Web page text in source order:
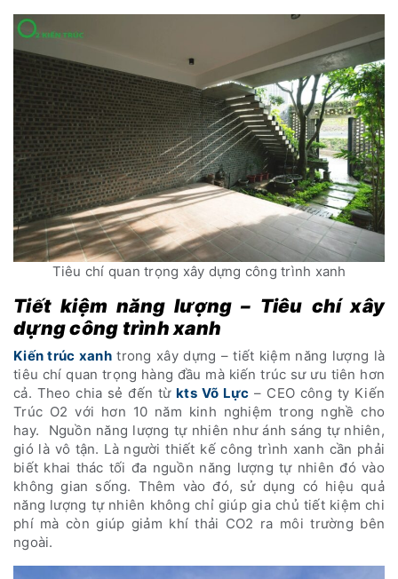
Tiêu chí quan trọng xây dựng công trình xanh
Tiết kiệm năng lượng – Tiêu chí xây
dựng công trình xanh
Kiến trúc xanhtrong xây dựng – tiết kiệm năng lượng là
tiêu chí quan trọng hàng đầu mà kiến trúc sư ưu tiên hơn
cả. Theo chia sẻ đến từkts Võ Lực – CEO công ty Kiến
Trúc O2 với hơn 10 năm kinh nghiệm trong nghề cho
hay. Nguồn năng lượng tự nhiên như ánh sáng tự nhiên,
gió là vô tận. Là người thiết kế công trình xanh cần phải
biết khai thác tối đa nguồn năng lượng tự nhiên đó vào
không gian sống. Thêm vào đó, sử dụng có hiệu quả
năng lượng tự nhiên không chỉ giúp gia chủ tiết kiệm chi
phí mà còn giúp giảm khí thải CO2 ra môi trường bên
ngoài.